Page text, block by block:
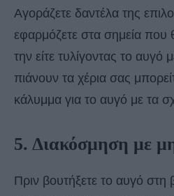
Αγοράζετε δαντέλα της
εφαρμόζετε στα σημεία που
την είτε τυλίγοντας το αυγό
πιάνουν τα χέρια σας
κάλυμμα για το αυγό με τα
5. Διακόσμηση με
Πριν βουτήξετε το αυγό στη